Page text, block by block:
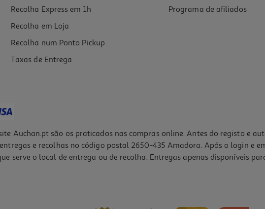
Recolha Express em 1h
Recolha em Loja
Recolha num Ponto Pickup
Taxas de Entrega
Programa de afiliados
Auchan.pt são os praticados nas compras online. Antes do registo e
e recolhas no código postal 2650-435 Amadora. Após o login e
serve o local de entrega ou de recolha. Entregas apenas disponíveis